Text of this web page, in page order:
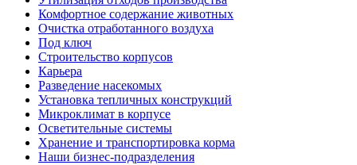
Комфортное содержание животных
Очистка отработанного воздуха
Под ключ
Строительство корпусов
Карьера
Разведение насекомых
Установка тепличных конструкций
Микроклимат в корпусе
Осветительные системы
Хранение и транспортировка корма
Наши бизнес-подразделения